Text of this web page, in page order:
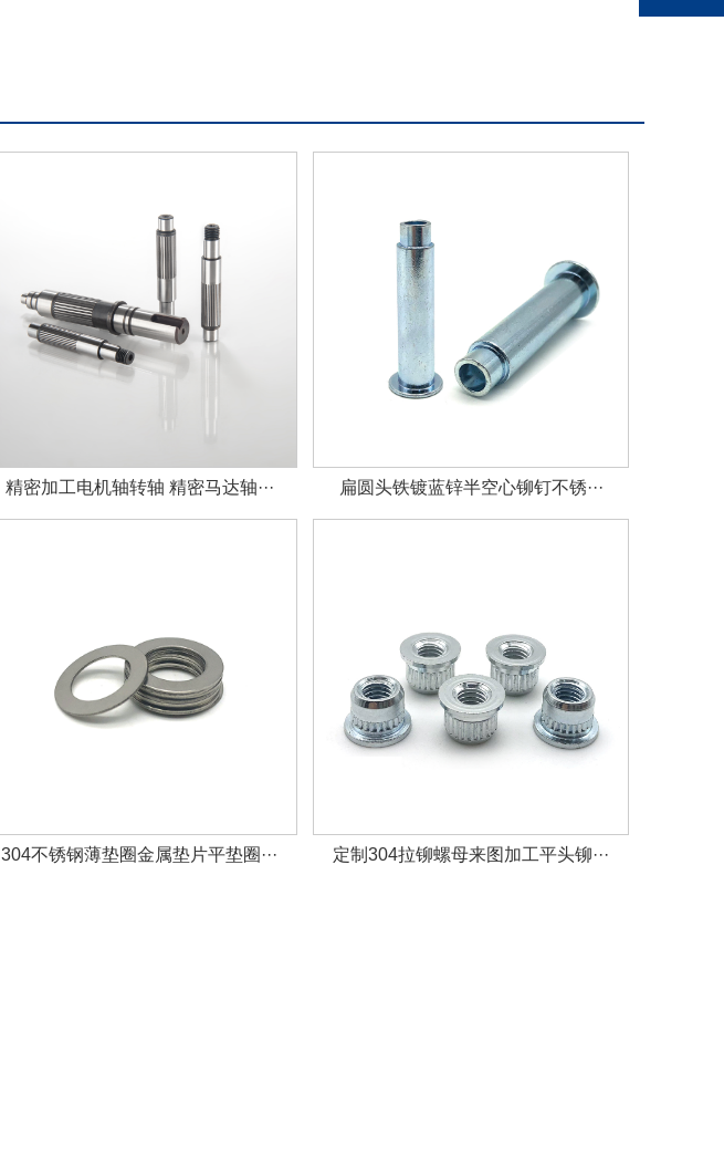
精密加工电机轴转轴 精密马达轴··· 扁圆头铁镀蓝锌半空心铆钉不锈···
304不锈钢薄垫圈金属垫片平垫圈··· 定制304拉铆螺母来图加工平头铆···